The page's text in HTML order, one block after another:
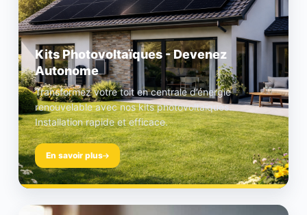
Kits Photovoltaïques - Devenez
Autonome
Transformez votre toit en centrale d’énergie
renouvelable avec nos kits photovoltaïques.
Installation rapide et efficace.
En savoir plus